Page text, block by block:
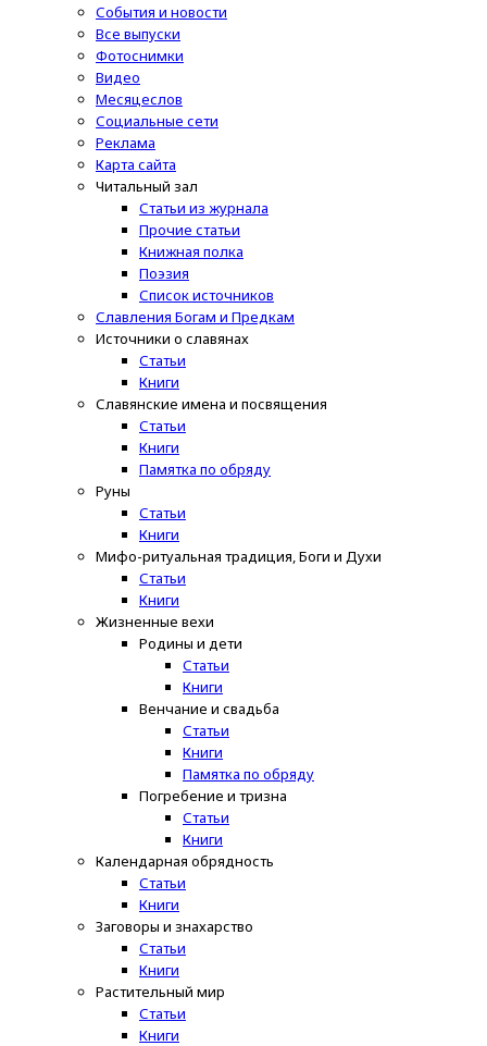
События и новости
Все выпуски
Фотоснимки
Видео
Месяцеслов
Социальные сети
Реклама
Карта сайта
Читальный зал
Статьи из журнала
Прочие статьи
Книжная полка
Поэзия
Список источников
Славления Богам и Предкам
Источники о славянах
Статьи
Книги
Славянские имена и посвящения
Статьи
Книги
Памятка по обряду
Руны
Статьи
Книги
Мифо-ритуальная традиция, Боги и Духи
Статьи
Книги
Жизненные вехи
Родины и дети
Статьи
Книги
Венчание и свадьба
Статьи
Книги
Памятка по обряду
Погребение и тризна
Статьи
Книги
Календарная обрядность
Статьи
Книги
Заговоры и знахарство
Статьи
Книги
Растительный мир
Статьи
Книги